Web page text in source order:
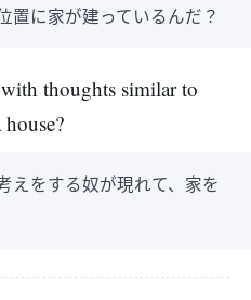
置に家が建っているんだ？
thoughts similar to
えをする奴が現れて、家を